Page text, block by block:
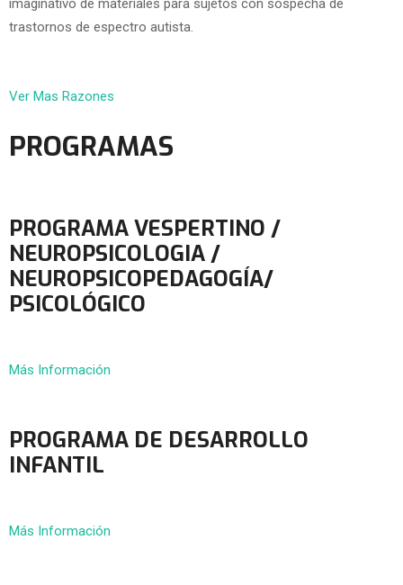
imaginativo de materiales para sujetos con sospecha de
trastornos de espectro autista.
Ver Mas Razones
PROGRAMAS
PROGRAMA VESPERTINO /
NEUROPSICOLOGIA /
NEUROPSICOPEDAGOGÍA/
PSICOLÓGICO
Más Información
PROGRAMA DE DESARROLLO
INFANTIL
Más Información